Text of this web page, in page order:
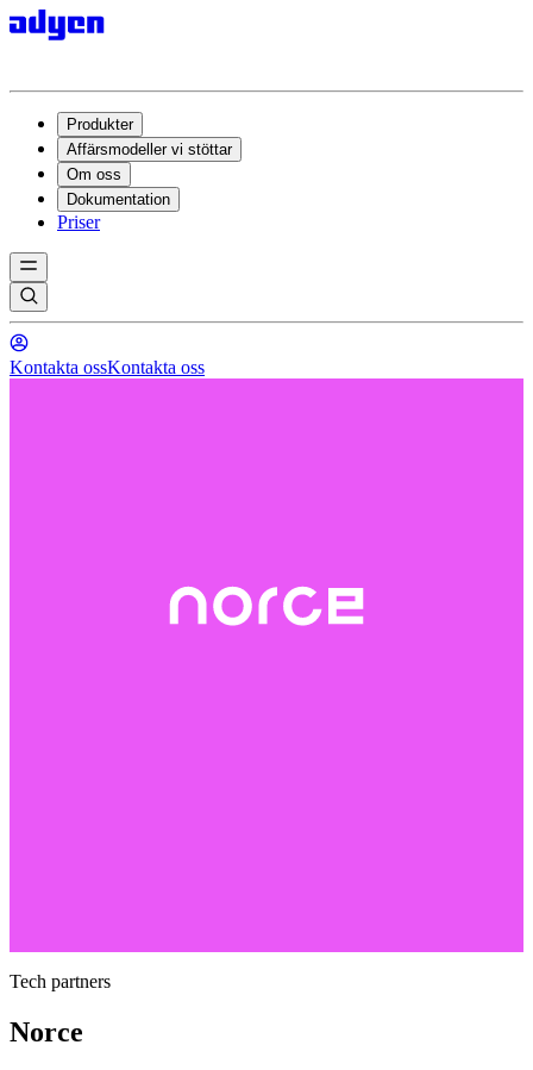
Produkter
Affärsmodeller vi stöttar
Om oss
Dokumentation
Priser
Kontakta ossKontakta oss
Tech partners
Norce